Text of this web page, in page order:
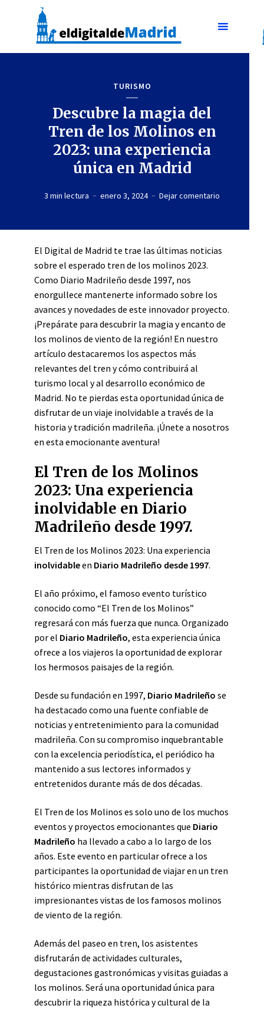
TURISMO
Descubre la magia del
Tren de los Molinos en
2023: una experiencia
única en Madrid
3 min lectura enero 3, 2024 Dejar comentario
El Digital de Madrid te trae las últimas noticias
sobre el esperado tren de los molinos 2023.
Como Diario Madrileño desde 1997, nos
enorgullece mantenerte informado sobre los
avances y novedades de este innovador proyecto.
¡Prepárate para descubrir la magia y encanto de
los molinos de viento de la región! En nuestro
artículo destacaremos los aspectos más
relevantes del tren y cómo contribuirá al
turismo local y al desarrollo económico de
Madrid. No te pierdas esta oportunidad única de
disfrutar de un viaje inolvidable a través de la
historia y tradición madrileña. ¡Únete a nosotros
en esta emocionante aventura!
El Tren de los Molinos
2023: Una experiencia
inolvidable en Diario
Madrileño desde 1997.
El Tren de los Molinos 2023: Una experiencia
inolvidableen Diario Madrileño desde 1997.
El año próximo, el famoso evento turístico
conocido como “El Tren de los Molinos”
regresará con más fuerza que nunca. Organizado
por el Diario Madrileño, esta experiencia única
ofrece a los viajeros la oportunidad de explorar
los hermosos paisajes de la región.
Desde su fundación en 1997, Diario Madrileño se
ha destacado como una fuente confiable de
noticias y entretenimiento para la comunidad
madrileña. Con su compromiso inquebrantable
con la excelencia periodística, el periódico ha
mantenido a sus lectores informados y
entretenidos durante más de dos décadas.
El Tren de los Molinos es solo uno de los muchos
eventos y proyectos emocionantes que Diario
Madrileño ha llevado a cabo a lo largo de los
años. Este evento en particular ofrece a los
participantes la oportunidad de viajar en un tren
histórico mientras disfrutan de las
impresionantes vistas de los famosos molinos
de viento de la región.
Además del paseo en tren, los asistentes
disfrutarán de actividades culturales,
degustaciones gastronómicas y visitas guiadas a
los molinos. Será una oportunidad única para
descubrir la riqueza histórica y cultural de la